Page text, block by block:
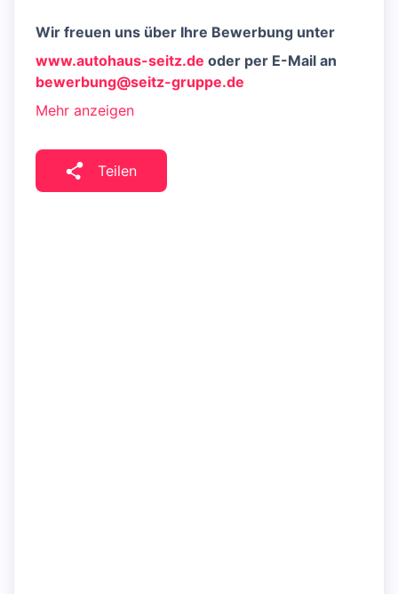
Wir freuen uns über Ihre Bewerbung unter
www.autohaus-seitz.de oder per E-Mail an
bewerbung@seitz-gruppe.de
Mehr anzeigen
Teilen